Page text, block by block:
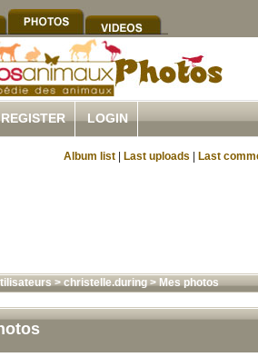
REGISTER LOGIN
Album list Last uploads Last
>christelle.during>Mes photos